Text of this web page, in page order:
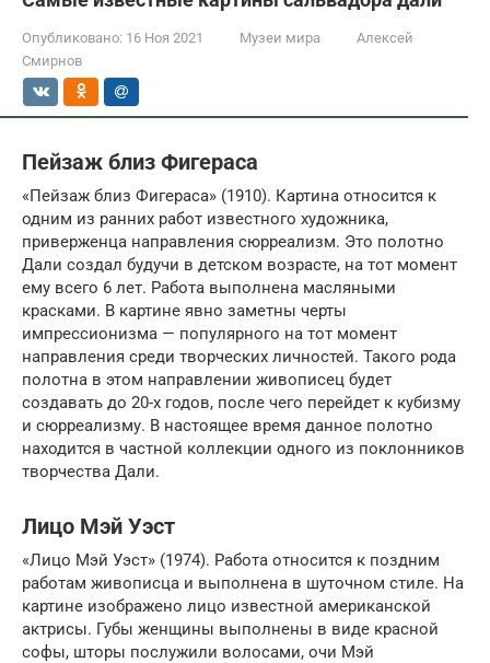
Опубликовано: 16 Ноя 2021 Музеи мира
Алексей
Смирнов
Пейзаж близ Фигераса
«Пейзаж близ Фигераса» (1910). Картина относится к
одним из ранних работ известного художника,
приверженца направления сюрреализм. Это полотно
Дали создал будучи в детском возрасте, на тот момент
ему всего 6 лет. Работа выполнена масляными
красками. В картине явно заметны черты
импрессионизма — популярного на тот момент
направления среди творческих личностей. Такого рода
полотна в этом направлении живописец будет
создавать до 20-х годов, после чего перейдет к кубизму
и сюрреализму. В настоящее время данное полотно
находится в частной коллекции одного из поклонников
творчества Дали.
Лицо Мэй Уэст
«Лицо Мэй Уэст» (1974). Работа относится к поздним
работам живописца и выполнена в шуточном стиле. На
картине изображено лицо известной американской
актрисы. Губы женщины выполнены в виде красной
софы, шторы послужили волосами, очи Мэй